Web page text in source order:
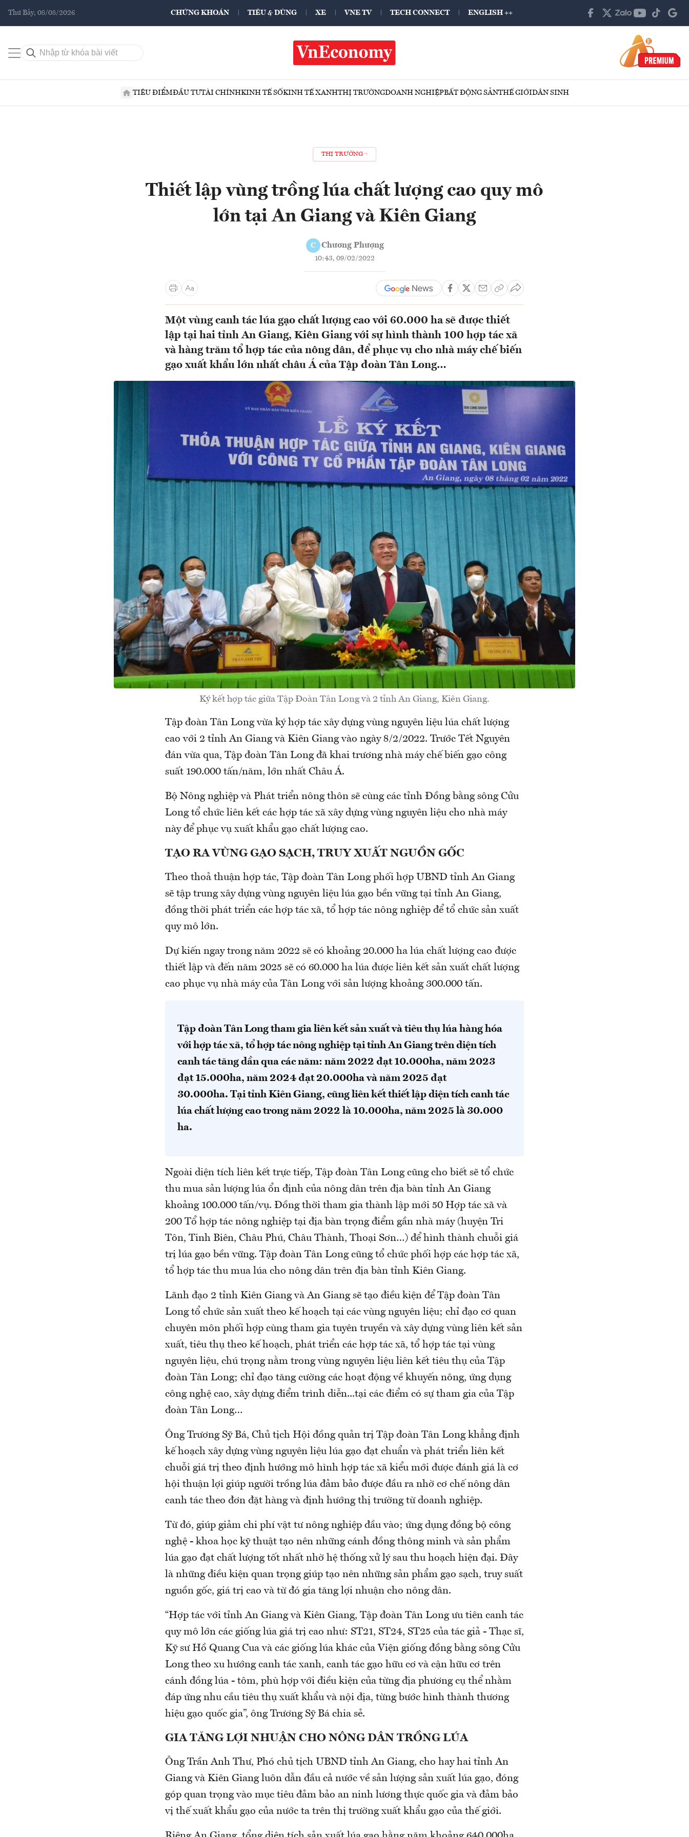
Thứ Bảy, 08/08/2026 CHỨNG KHOÁN TIÊU & DÙNG XE VNE TV TECH CONNECT ENGLISH ++
TIÊU ĐIỂMĐẦU TƯTÀI CHÍNHKINH TẾ SỐKINH TẾ XANHTHỊ TRƯỜNGDOANH NGHIỆPBẤT ĐỘNG SẢNTHẾ GIỚIDÂN SINH
THỊ TRƯỜNG
Thiết lập vùng trồng lúa chất lượng cao quy mô
lớn tại An Giang và Kiên Giang
C Chương Phượng
10:43, 09/02/2022
Một vùng canh tác lúa gạo chất lượng cao với 60.000 ha sẽ được thiết
lập tại hai tỉnh An Giang, Kiên Giang với sự hình thành 100 hợp tác xã
và hàng trăm tổ hợp tác của nông dân, để phục vụ cho nhà máy chế biến
gạo xuất khẩu lớn nhất châu Á của Tập đoàn Tân Long…
Ký kết hợp tác giữa Tập Đoàn Tân Long và 2 tỉnh An Giang, Kiên Giang.
Tập đoàn Tân Long vừa ký hợp tác xây dựng vùng nguyên liệu lúa chất lượng
cao với 2 tỉnh An Giang và Kiên Giang vào ngày 8/2/2022. Trước Tết Nguyên
đán vừa qua, Tập đoàn Tân Long đã khai trương nhà máy chế biến gạo công
suất 190.000 tấn/năm, lớn nhất Châu Á.
Bộ Nông nghiệp và Phát triển nông thôn sẽ cùng các tỉnh Đồng bằng sông Cửu
Long tổ chức liên kết các hợp tác xã xây dựng vùng nguyên liệu cho nhà máy
này để phục vụ xuất khẩu gạo chất lượng cao.
TẠO RA VÙNG GẠO SẠCH, TRUY XUẤT NGUỒN GỐC
Theo thoả thuận hợp tác, Tập đoàn Tân Long phối hợp UBND tỉnh An Giang
sẽ tập trung xây dựng vùng nguyên liệu lúa gạo bền vững tại tỉnh An Giang,
đồng thời phát triển các hợp tác xã, tổ hợp tác nông nghiệp để tổ chức sản xuất
quy mô lớn.
Dự kiến ngay trong năm 2022 sẽ có khoảng 20.000 ha lúa chất lượng cao được
thiết lập và đến năm 2025 sẽ có 60.000 ha lúa được liên kết sản xuất chất lượng
cao phục vụ nhà máy của Tân Long với sản lượng khoảng 300.000 tấn.
Tập đoàn Tân Long tham gia liên kết sản xuất và tiêu thụ lúa hàng hóa
với hợp tác xã, tổ hợp tác nông nghiệp tại tỉnh An Giang trên diện tích
canh tác tăng dần qua các năm: năm 2022 đạt 10.000ha, năm 2023
đạt 15.000ha, năm 2024 đạt 20.000ha và năm 2025 đạt
30.000ha. Tại tỉnh Kiên Giang, cũng liên kết thiết lập diện tích canh tác
lúa chất lượng cao trong năm 2022 là 10.000ha, năm 2025 là 30.000
ha.
Ngoài diện tích liên kết trực tiếp, Tập đoàn Tân Long cũng cho biết sẽ tổ chức
thu mua sản lượng lúa ổn định của nông dân trên địa bàn tỉnh An Giang
khoảng 100.000 tấn/vụ. Đồng thời tham gia thành lập mới 50 Hợp tác xã và
200 Tổ hợp tác nông nghiệp tại địa bàn trọng điểm gần nhà máy (huyện Tri
Tôn, Tinh Biên, Châu Phú, Châu Thành, Thoại Sơn…) để hình thành chuỗi giá
trị lúa gạo bền vững. Tập đoàn Tân Long cũng tổ chức phối hợp các hợp tác xã,
tổ hợp tác thu mua lúa cho nông dân trên địa bàn tỉnh Kiên Giang.
Lãnh đạo 2 tỉnh Kiên Giang và An Giang sẽ tạo điều kiện để Tập đoàn Tân
Long tổ chức sản xuất theo kế hoạch tại các vùng nguyên liệu; chỉ đạo cơ quan
chuyên môn phối hợp cùng tham gia tuyên truyền và xây dựng vùng liên kết sản
xuất, tiêu thụ theo kế hoạch, phát triển các hợp tác xã, tổ hợp tác tại vùng
nguyên liệu, chú trọng nằm trong vùng nguyên liệu liên kết tiêu thụ của Tập
đoàn Tân Long; chỉ đạo tăng cường các hoạt động về khuyến nông, ứng dụng
công nghệ cao, xây dựng điểm trình diễn...tại các điểm có sự tham gia của Tập
đoàn Tân Long…
Ông Trương Sỹ Bá, Chủ tịch Hội đồng quản trị Tập đoàn Tân Long khẳng định
kế hoạch xây dựng vùng nguyên liệu lúa gạo đạt chuẩn và phát triển liên kết
chuỗi giá trị theo định hướng mô hình hợp tác xã kiểu mới được đánh giá là cơ
hội thuận lợi giúp người trồng lúa đảm bảo được đầu ra nhờ cơ chế nông dân
canh tác theo đơn đặt hàng và định hướng thị trường từ doanh nghiệp.
Từ đó, giúp giảm chi phí vật tư nông nghiệp đầu vào; ứng dụng đồng bộ công
nghệ - khoa học kỹ thuật tạo nên những cánh đồng thông minh và sản phẩm
lúa gạo đạt chất lượng tốt nhất nhờ hệ thống xử lý sau thu hoạch hiện đại. Đây
là những điều kiện quan trọng giúp tạo nên những sản phẩm gạo sạch, truy suất
nguồn gốc, giá trị cao và từ đó gia tăng lợi nhuận cho nông dân.
“Hợp tác với tỉnh An Giang và Kiên Giang, Tập đoàn Tân Long ưu tiên canh tác
quy mô lớn các giống lúa giá trị cao như: ST21, ST24, ST25 của tác giả - Thạc sĩ,
Kỹ sư Hồ Quang Cua và các giống lúa khác của Viện giống đồng bằng sông Cửu
Long theo xu hướng canh tác xanh, canh tác gạo hữu cơ và cận hữu cơ trên
cánh đồng lúa - tôm, phù hợp với điều kiện của từng địa phương cụ thể nhằm
đáp ứng nhu cầu tiêu thụ xuất khẩu và nội địa, từng bước hình thành thương
hiệu gạo quốc gia”, ông Trương Sỹ Bá chia sẻ.
GIA TĂNG LỢI NHUẬN CHO NÔNG DÂN TRỒNG LÚA
Ông Trần Anh Thư, Phó chủ tịch UBND tỉnh An Giang, cho hay hai tỉnh An
Giang và Kiên Giang luôn dẫn đầu cả nước về sản lượng sản xuất lúa gạo, đóng
góp quan trọng vào mục tiêu đảm bảo an ninh lương thực quốc gia và đảm bảo
vị thế xuất khẩu gạo của nước ta trên thị trường xuất khẩu gạo của thế giới.